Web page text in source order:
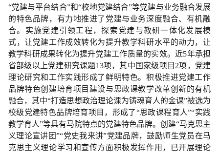
“党建与平台结合”和“校地党建结合”等党建与业务融合发展
的特色品牌，有力地推进了党建与业务深度融合、有机融
合。实施党建引领工程，探索党建与教研一体化发展模
式，让党建工作成效转化为提升教学科研水平的动力，让
教学科研成果转化为提升党建工作质量的实效。近5年承担
省部级以上党建研究课题13项，其中国家级项目2项，党建
理论研究和工作实践形成了鲜明特色。积极推进党建工作
品牌特色创建培育项目建设与思政课教学改革创新的有机
融合，其中“打造思想政治理论课为铸魂育人的金课”被选为
校级党建特色品牌培育项目，形成了“思政课程育人”“实践
教学育人”等具有马院特点的党建特色品牌。创建“马克思主
义理论宣讲团”“党史我来讲”党建品牌，鼓励师生党员在马
克思主义理论学习和宣传方面积极发挥作用，已开展理论